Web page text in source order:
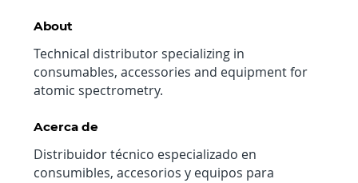
About
Technical distributor specializing in
consumables, accessories and equipment for
atomic spectrometry.
Acerca de
Distribuidor técnico especializado en
consumibles, accesorios y equipos para